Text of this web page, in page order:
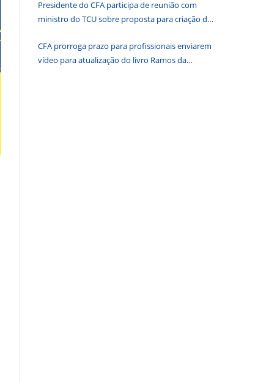
Presidente do CFA participa de reunião com
ministro do TCU sobre proposta para criação de
CFA prorroga prazo para profissionais enviarem
vídeo para atualização do livro Ramos da